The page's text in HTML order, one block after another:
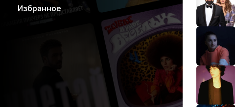
Избранное